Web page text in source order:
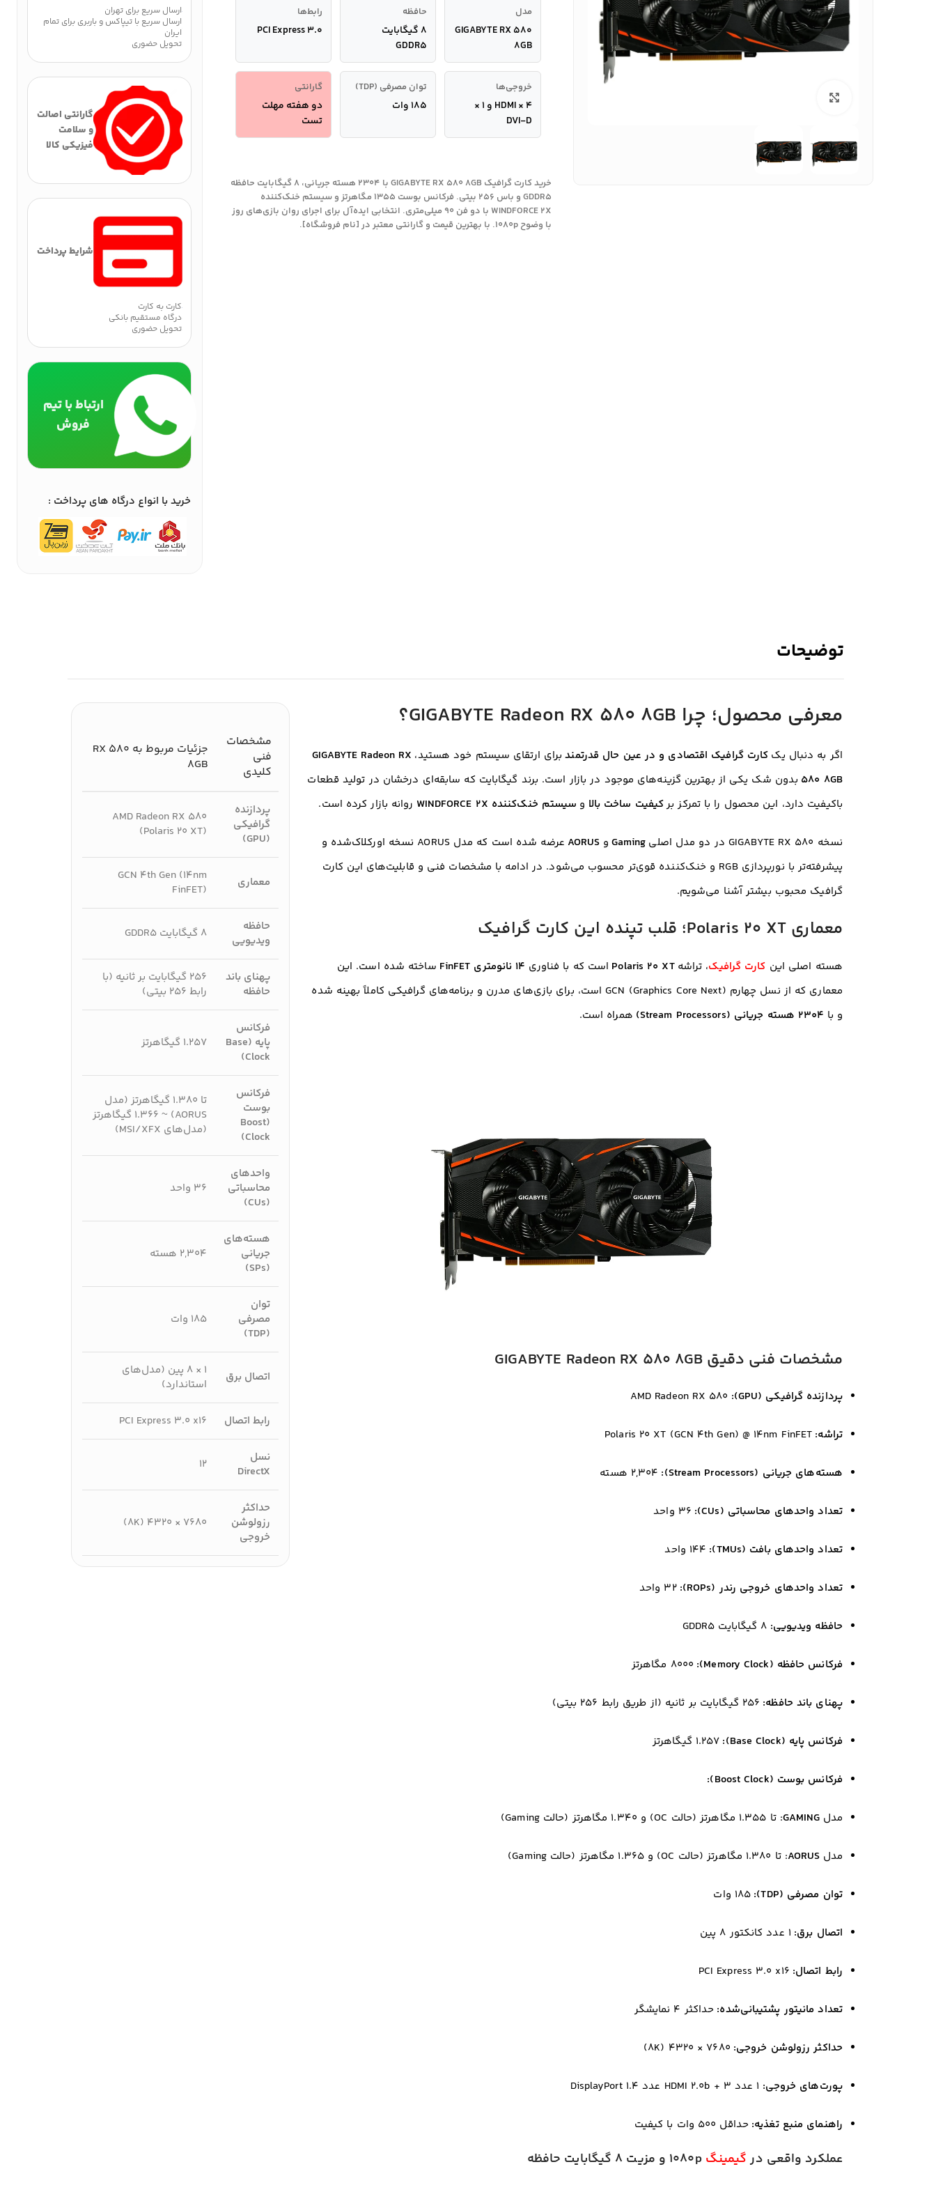
مدل
GIGABYTE RX 580
8GB
حافظه
8 گیگابایت
GDDR5
رابط‌ها
PCI Express 3.0
خروجی‌ها
4 × HDMI و ۱ ×
DVI-D
توان مصرفی (TDP)
۱۸۵ وات
گارانتی
دو هفته مهلت
تست
خرید کارت گرافیک GIGABYTE RX 580 8GB با ۲۳۰۴ هسته جریانی، ۸ گیگابایت حافظه
GDDR5 و باس ۲۵۶ بیتی. فرکانس بوست ۱۳۵۵ مگاهرتز و سیستم خنک‌کننده
WINDFORCE 2X با دو فن ۹۰ میلی‌متری. انتخابی ایده‌آل برای اجرای روان بازی‌های روز
با وضوح 1080p. با بهترین قیمت و گارانتی معتبر در [نام فروشگاه].
ارسال سریع برای تهران
ارسال سریع با تیپاکس و باربری برای تمام
ایران
تحویل حضوری
گارانتی اصالت
و سلامت
فیزیکی کالا
شرایط پرداخت
کارت به کارت
درگاه مستقیم بانکی
تحویل حضوری
ارتباط با تیم
فروش
خرید با انواع درگاه های پرداخت :
توضیحات
معرفی محصول؛ چرا GIGABYTE Radeon RX 580 8GB؟
اگر به دنبال یک کارت گرافیک اقتصادی و در عین حال قدرتمندبرای ارتقای سیستم خود هستید، GIGABYTE Radeon RX
580 8GB بدون شک یکی از بهترین گزینه‌های موجود در بازار است. برند گیگابایت که سابقه‌ای درخشان در تولید قطعات
باکیفیت دارد، این محصول را با تمرکز برکیفیت ساخت بالا و سیستم خنک‌کننده WINDFORCE 2X روانه بازار کرده است.
نسخه GIGABYTE RX 580 در دو مدل اصلی Gaming و AORUS
عرضه شده است که مدل AORUS نسخه اورکلاک‌شده و
پیشرفته‌تر با نورپردازی RGB و خنک‌کننده قوی‌تر محسوب می‌شود. در ادامه با مشخصات فنی و قابلیت‌های این کارت
گرافیک محبوب بیشتر آشنا می‌شویم.
معماری Polaris 20 XT؛ قلب تپنده این کارت گرافیک
هسته اصلی این کارت گرافیک، تراشهPolaris 20 XT است که با فناوری ۱۴ نانومتری FinFET
ساخته شده است. این
معماری که از نسل چهارم GCN (Graphics Core Next) است، برای بازی‌های مدرن و برنامه‌های گرافیکی کاملاً بهینه شده
و با ۲۳۰۴ هسته جریانی (Stream Processors) همراه است.
مشخصات فنی دقیق GIGABYTE Radeon RX 580 8GB
پردازنده گرافیکی (GPU):
تراشه:
هسته‌های جریانی (Stream Processors):
تعداد واحدهای محاسباتی (CUs):
تعداد واحدهای بافت (TMUs):
تعداد واحدهای خروجی رندر (ROPs): ۳۲ واحد
حافظه ویدیویی:
فرکانس حافظه (Memory Clock):
پهنای باند حافظه:
فرکانس پایه (Base Clock):
فرکانس بوست (Boost Clock):
مدل GAMING: تا ۱.۳۵۵ مگاهرتز (حالت OC) و ۱.۳۴۰ مگاهرتز (حالت Gaming)
مدل AORUS: تا ۱.۳۸۰ مگاهرتز (حالت OC) و ۱.۳۶۵ مگاهرتز (حالت Gaming)
توان مصرفی (TDP):
اتصال برق:
رابط اتصال:
تعداد مانیتور پشتیبانی‌شده: حداکثر ۴ نمایشگر
حداکثر رزولوشن خروجی:
پورت‌های خروجی:
راهنمای منبع تغذیه: حداقل ۵۰۰ وات با کیفیت
عملکرد واقعی درگیمینگ 1080p و مزیت ۸ گیگابایت حافظه
مشخصات
فنی
کلیدی
جزئیات مربوط به RX 580
8GB
پردازنده
گرافیکی
(GPU)
AMD Radeon RX 580
(Polaris 20 XT)
معماری
GCN 4th Gen (14nm
FinFET)
حافظه
ویدیویی
8 گیگابایت GDDR5
پهنای باند
حافظه
۲۵۶ گیگابایت بر ثانیه (با
رابط ۲۵۶ بیتی)
فرکانس
پایه (Base
Clock)
۱.۲۵۷ گیگاهرتز
فرکانس
بوست
(Boost
Clock)
تا ۱.۳۸۰ گیگاهرتز (مدل
AORUS) ~ ۱.۳۶۶ گیگاهرتز
(مدل‌های MSI/XFX)
واحدهای
محاسباتی
(CUs)
۳۶ واحد
هسته‌های
جریانی
(SPs)
۲,۳۰۴ هسته
توان
مصرفی
(TDP)
۱۸۵ وات
اتصال برق
۱ × ۸ پین (مدل‌های
استاندارد)
رابط اتصال PCI Express 3.0 x16
نسل
DirectX
۱۲
حداکثر
رزولوشن
خروجی
۷۶۸۰ × ۴۳۲۰ (8K)